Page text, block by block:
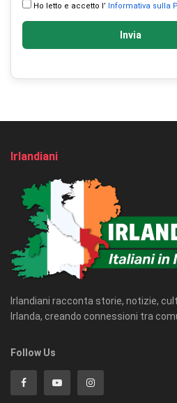
Ho letto e accetto l’ Informativa sulla
Invia
Irlandiani
Irlandiani racconta storie, notizie,
Irlanda, creando connessioni tra
Follow Us